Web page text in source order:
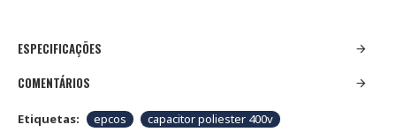
ESPECIFICAÇÕES
COMENTÁRIOS
Etiquetas: epcos capacitor poliester 400v